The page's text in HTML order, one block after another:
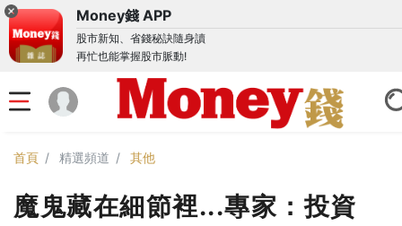
Money錢 APP
股市新知、省錢秘訣隨身讀
再忙也能掌握股市脈動!
首頁 精選頻道 其他
魔鬼藏在細節裡...專家：投資